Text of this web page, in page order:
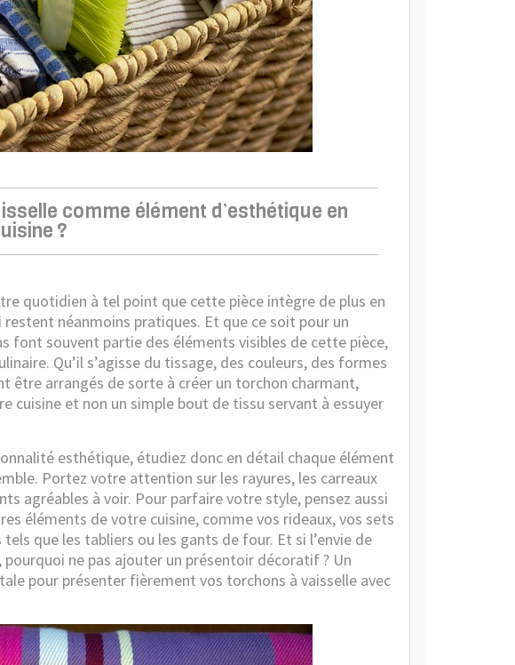
comme élément d’esthétique en
?
quotidien à tel point que cette pièce intègre de plus en
néanmoins pratiques. Et que ce soit pour un
font souvent partie des éléments visibles de cette pièce,
Qu’il s’agisse du tissage, des couleurs, des formes
être arrangés de sorte à créer un torchon charmant,
cuisine et non un simple bout de tissu servant à essuyer
esthétique, étudiez donc en détail chaque élément
Portez votre attention sur les rayures, les carreaux
agréables à voir. Pour parfaire votre style, pensez aussi
éléments de votre cuisine, comme vos rideaux, vos sets
que les tabliers ou les gants de four. Et si l’envie de
ne pas ajouter un présentoir décoratif ? Un
pour présenter fièrement vos torchons à vaisselle avec